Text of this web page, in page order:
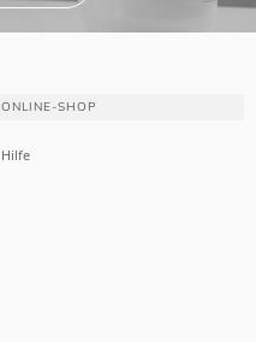
ONLINE-SHOP
Hilfe